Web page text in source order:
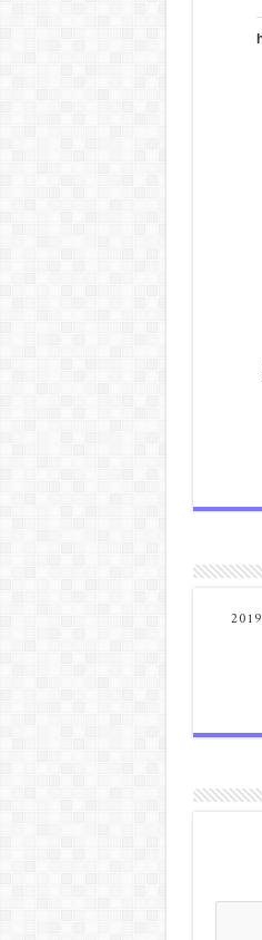
من مواليد ديرعلا ( الصوالحة) صدر له : كتاب مذكرات مجنون في مدن مجنونة عام 2018 كتاب كلمات مبتورة عام 2019